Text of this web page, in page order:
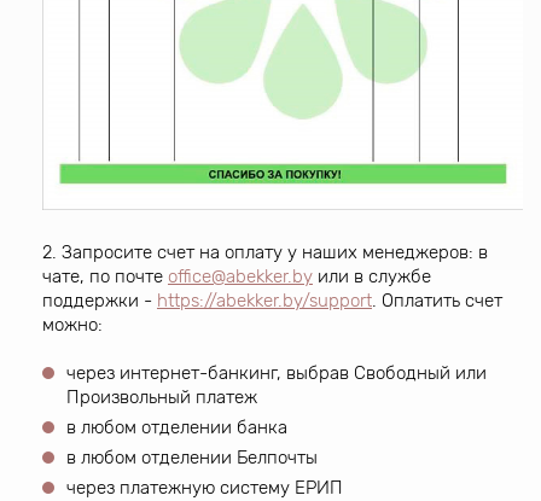
2. Запросите счет на оплату у наших менеджеров: в
чате, по почте office@abekker.by или в службе
поддержки - https://abekker.by/support. Оплатить счет
можно:
через интернет-банкинг, выбрав Свободный или
Произвольный платеж
в любом отделении банка
в любом отделении Белпочты
через платежную систему ЕРИП